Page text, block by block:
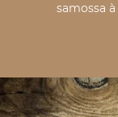
samossa